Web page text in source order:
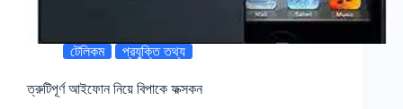
টেলিকম প্রযুক্তি তথ্য
ত্রুটিপূর্ণ আইফোন নিয়ে বিপাকে ফক্সকন